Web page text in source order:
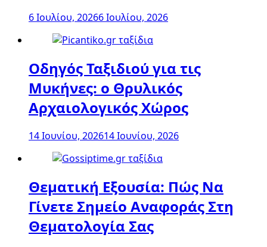
6 Ιουλίου, 20266 Ιουλίου, 2026
Οδηγός Ταξιδιού για τις
Μυκήνες: ο Θρυλικός
Αρχαιολογικός Χώρος
14 Ιουνίου, 202614 Ιουνίου, 2026
Θεματική Εξουσία: Πώς Να
Γίνετε Σημείο Αναφοράς Στη
Θεματολογία Σας